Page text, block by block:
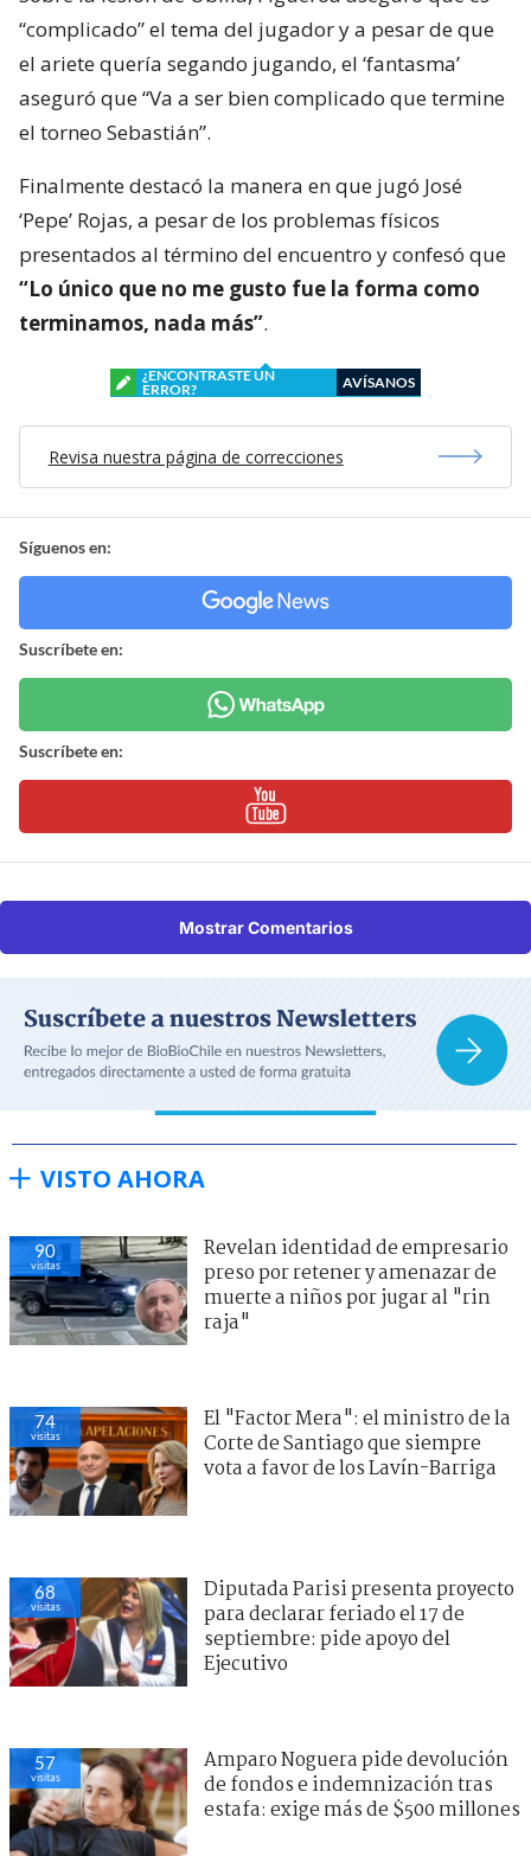
“complicado” el tema del jugador y a pesar de que
el ariete quería segando jugando, el ‘fantasma’
aseguró que “Va a ser bien complicado que termine
el torneo Sebastián”.
Finalmente destacó la manera en que jugó José
‘Pepe’ Rojas, a pesar de los problemas físicos
presentados al término del encuentro y confesó que
“Lo único que no me gusto fue la forma como
terminamos, nada más”.
¿ENCONTRASTE UN
ERROR?
AVÍSANOS
Revisa nuestra página de correcciones
Síguenos en:
Suscríbete en:
Suscríbete en:
Mostrar Comentarios
VISTO AHORA
90
visitas
Revelan identidad de empresario
preso por retener y amenazar de
muerte a niños por jugar al "rin
raja"
74
visitas
El "Factor Mera": el ministro de la
Corte de Santiago que siempre
vota a favor de los Lavín-Barriga
68
visitas
Diputada Parisi presenta proyecto
para declarar feriado el 17 de
septiembre: pide apoyo del
Ejecutivo
57
visitas
Amparo Noguera pide devolución
de fondos e indemnización tras
estafa: exige más de $500 millones